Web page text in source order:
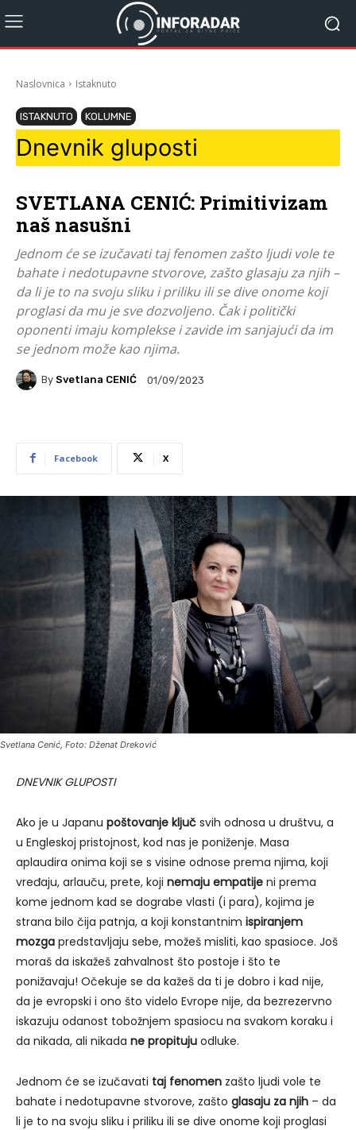
Naslovnica Istaknuto
ISTAKNUTO KOLUMNE
Dnevnik gluposti
SVETLANA CENIĆ: Primitivizam
naš nasušni
Jednom će se izučavati taj fenomen zašto ljudi vole te
bahate i nedotupavne stvorove, zašto glasaju za njih –
da li je to na svoju sliku i priliku ili se dive onome koji
proglasi da mu je sve dozvoljeno. Čak i politički
oponenti imaju komplekse i zavide im sanjajući da im
se jednom može kao njima.
By Svetlana CENIĆ 01/09/2023
Facebook X
Svetlana Cenić, Foto: Dženat Dreković
DNEVNIK GLUPOSTI
Ako je u Japanu poštovanje ključ svih odnosa u društvu, a
u Engleskoj pristojnost, kod nas je poniženje. Masa
aplaudira onima koji se s visine odnose prema njima, koji
vređaju, arlauču, prete, koji nemaju empatije ni prema
kome jednom kad se dograbe vlasti (i para), kojima je
strana bilo čija patnja, a koji konstantnim ispiranjem
mozga predstavljaju sebe, možeš misliti, kao spasioce. Još
moraš da iskažeš zahvalnost što postoje i što te
ponižavaju! Očekuje se da kažeš da ti je dobro i kad nije,
da je evropski i ono što videlo Evrope nije, da bezrezervno
iskazuju odanost tobožnjem spasiocu na svakom koraku i
da nikada, ali nikada ne propituju odluke.
Jednom će se izučavati taj fenomen zašto ljudi vole te
bahate i nedotupavne stvorove, zašto glasaju za njih – da
li je to na svoju sliku i priliku ili se dive onome koji proglasi